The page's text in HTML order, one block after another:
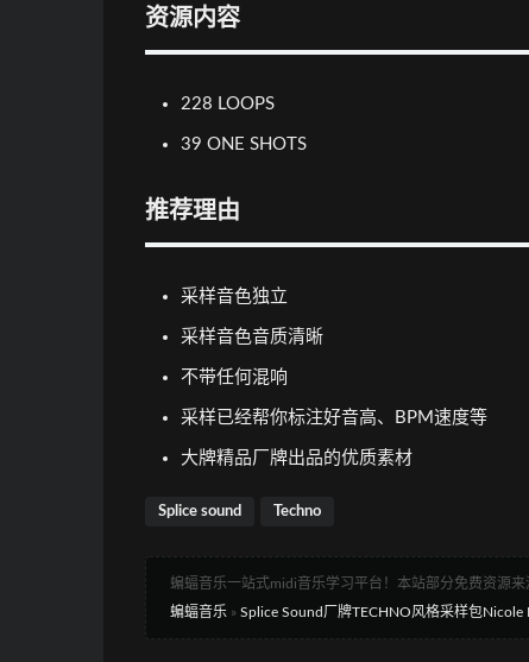
资源内容
228 LOOPS
39 ONE SHOTS
推荐理由
采样音色独立
采样音色音质清晰
不带任何混响
采样已经帮你标注好音高、BPM速度等
大牌精品厂牌出品的优质素材
Splice sound Techno
蝙蝠音乐一站式midi音乐学习平台！本站部分免费资源
蝙蝠音乐 » Splice Sound厂牌TECHNO风格采样包